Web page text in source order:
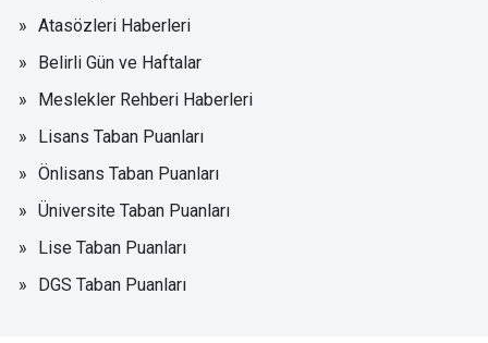
Atasözleri Haberleri
Belirli Gün ve Haftalar
Meslekler Rehberi Haberleri
Lisans Taban Puanları
Önlisans Taban Puanları
Üniversite Taban Puanları
Lise Taban Puanları
DGS Taban Puanları